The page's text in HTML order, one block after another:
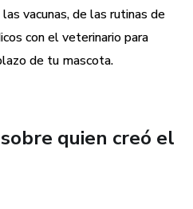
vacunas, de las rutinas de
con el veterinario para
de tu mascota.
quien creó el